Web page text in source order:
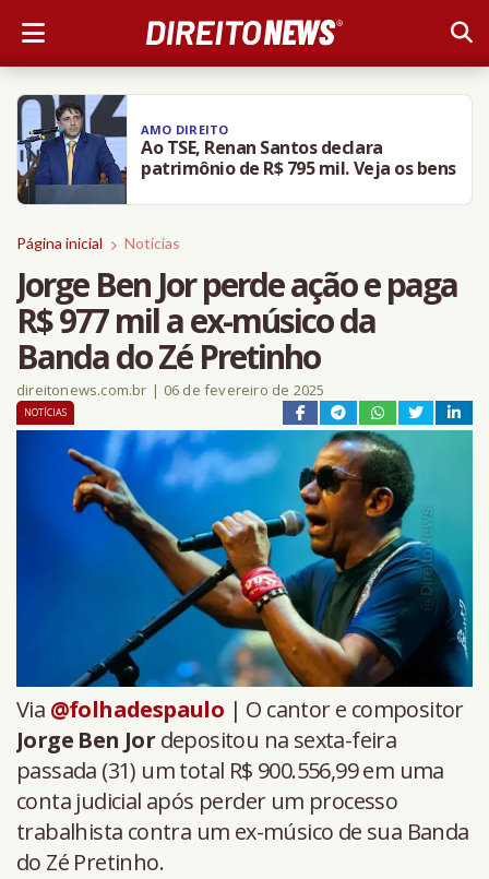
AMO DIREITO
TSE cria órgão para monitorar fake
news e uso indevido de IA nas eleições
Página inicial Notícias
Jorge Ben Jor perde ação e paga
R$ 977 mil a ex-músico da
Banda do Zé Pretinho
direitonews.com.br | 06 de fevereiro de 2025
NOTÍCIAS
Via @folhadespaulo | O cantor e compositor
Jorge Ben Jor depositou na sexta-feira
passada (31) um total R$ 900.556,99 em uma
conta judicial após perder um processo
trabalhista contra um ex-músico de sua Banda
do Zé Pretinho.